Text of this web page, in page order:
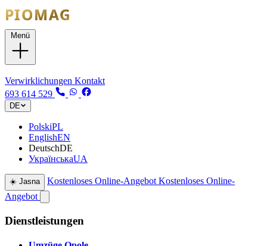
Verwirklichungen Kontakt
693 614 529
DE
PolskiPL
EnglishEN
DeutschDE
УкраїнськаUA
☀️ Jasna Kostenloses Online-Angebot Kostenloses Online-
Angebot
Dienstleistungen